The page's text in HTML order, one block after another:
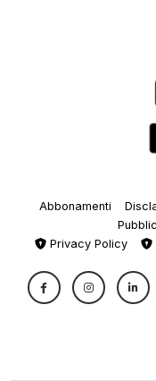
Abbonamenti
Privacy Policy